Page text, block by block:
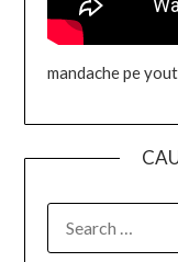
mandache pe
FOR: